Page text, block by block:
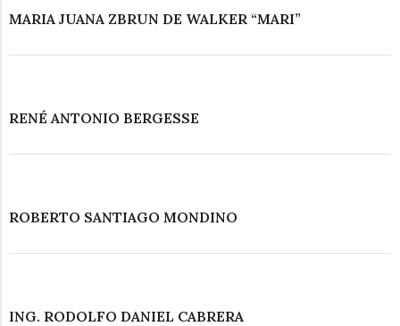
MARIA JUANA ZBRUN DE WALKER “MARI”
RENÉ ANTONIO BERGESSE
ROBERTO SANTIAGO MONDINO
ING. RODOLFO DANIEL CABRERA